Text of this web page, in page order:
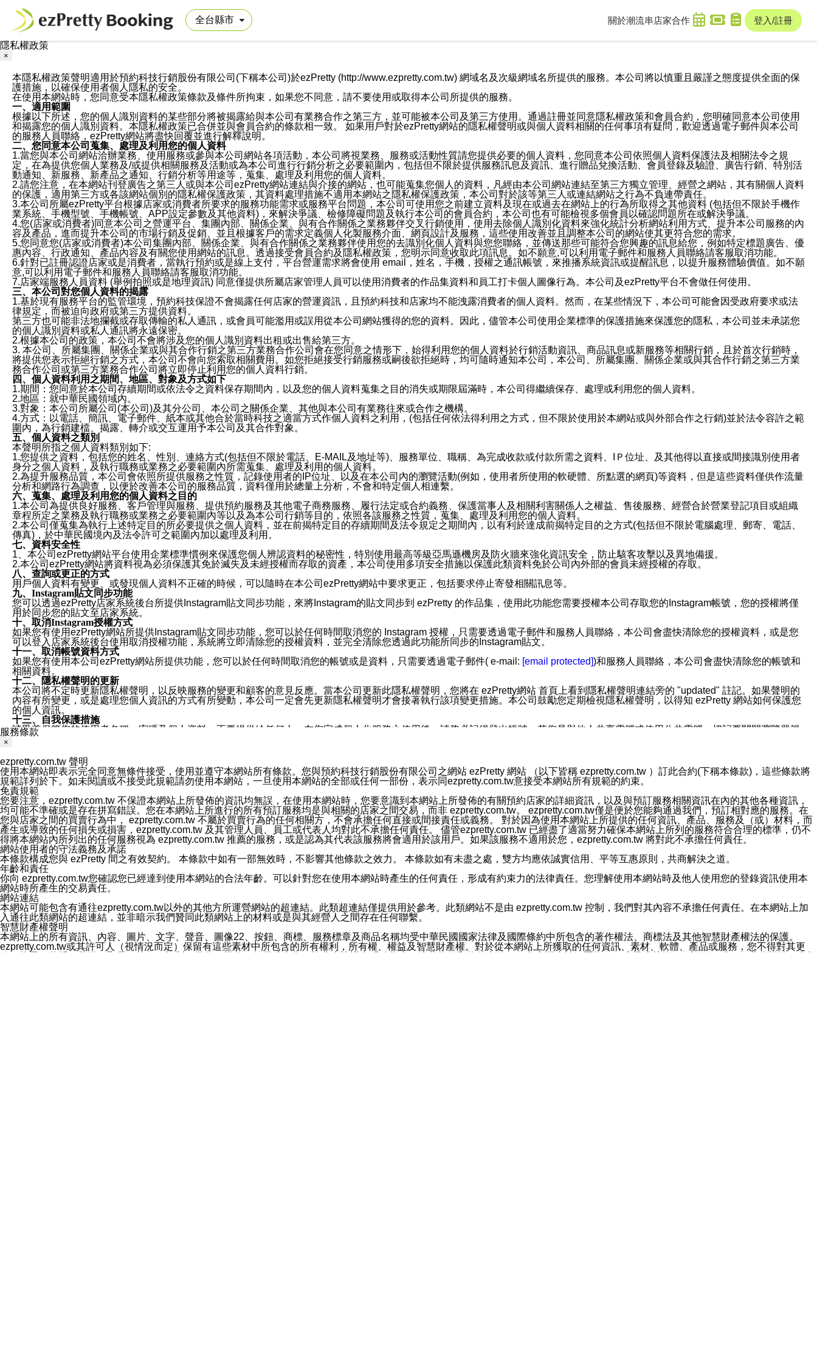
關於潮流串 店家合作 登入/註冊
隱私權政策
×
本隱私權政策聲明適用於預約科技行銷股份有限公司(下稱本公司)於ezPretty (http://www.ezpretty.com.tw) 網域名及次級網域名所提供的服務。本公司將以慎重且嚴謹之態度提供全面的保
護措施，以確保使用者個人隱私的安全。
在使用本網站時，您同意受本隱私權政策條款及條件所拘束，如果您不同意，請不要使用或取得本公司所提供的服務。
一、適用範圍
根據以下所述，您的個人識別資料的某些部分將被揭露給與本公司有業務合作之第三方，並可能被本公司及第三方使用。通過註冊並同意隱私權政策和會員合約，您明確同意本公司使用
和揭露您的個人識別資料。本隱私權政策已合併並與會員合約的條款相一致。 如果用戶對於ezPretty網站的隱私權聲明或與個人資料相關的任何事項有疑問，歡迎透過電子郵件與本公司
的服務人員聯絡，ezPretty網站將盡快回覆並進行解釋說明。
二、您同意本公司蒐集、處理及利用您的個人資料
1.當您與本公司網站洽辦業務、使用服務或參與本公司網站各項活動，本公司將視業務、服務或活動性質請您提供必要的個人資料，您同意本公司依照個人資料保護法及相關法令之規
定，在為提供您個人業務及/或提供相關服務及活動或為本公司進行行銷分析之必要範圍內，包括但不限於提供服務訊息及資訊、進行贈品兌換活動、會員登錄及驗證、廣告行銷、特別活
動通知、新服務、新產品之通知、行銷分析等用途等，蒐集、處理及利用您的個人資料。
2.請您注意，在本網站刊登廣告之第三人或與本公司ezPretty網站連結與介接的網站，也可能蒐集您個人的資料，凡經由本公司網站連結至第三方獨立管理、經營之網站，其有關個人資料
的保護，適用第三方或各該網站個別的隱私權保護政策，其資料處理措施不適用本網站之隱私權保護政策，本公司對於該等第三人或連結網站之行為不負連帶責任。
3.本公司所屬ezPretty平台根據店家或消費者所要求的服務功能需求或服務平台問題，本公司可使用您之前建立資料及現在或過去在網站上的行為所取得之其他資料 (包括但不限於手機作
業系統、手機型號、手機帳號、APP設定參數及其他資料)，來解決爭議、檢修障礙問題及執行本公司的會員合約，本公司也有可能檢視多個會員以確認問題所在或解決爭議。
4.您(店家或消費者)同意本公司之營運平台、集團內部、關係企業、與有合作關係之業務夥伴交叉行銷使用，使用去除個人識別化資料來強化統計分析網站利用方式、提升本公司服務的內
容及產品，進而提升本公司的市場行銷及促銷、並且根據客戶的需求定義個人化製服務介面、網頁設計及服務，這些使用改善並且調整本公司的網站使其更符合您的需求。
5.您同意您(店家或消費者)本公司集團內部、關係企業、與有合作關係之業務夥伴使用您的去識別化個人資料與您您聯絡，並傳送那些可能符合您興趣的訊息給您，例如特定標題廣告、優
惠內容、行政通知、產品內容及有關您使用網站的訊息。透過接受會員合約及隱私權政策，您明示同意收取此項訊息。如不願意,可以利用電子郵件和服務人員聯絡請客服取消功能。
6.針對已註冊認證店家或是消費者，當執行預約或是線上支付，平台營運需求將會使用 email，姓名，手機，授權之通訊帳號，來推播系統資訊或提醒訊息，以提升服務體驗價值。如不願
意,可以利用電子郵件和服務人員聯絡請客服取消功能。
7.店家端服務人員資料 (舉例拍照或是地理資訊) 同意僅提供所屬店家管理人員可以使用消費者的作品集資料和員工打卡個人圖像行為。本公司及ezPretty平台不會做任何使用。
三、本公司對您個人資料的揭露
1.基於現有服務平台的監管環境，預約科技保證不會揭露任何店家的營運資訊，且預約科技和店家均不能洩露消費者的個人資料。然而，在某些情況下，本公司可能會因受政府要求或法
律規定，而被迫向政府或第三方提供資料。
第三方也可能非法地攔截或存取傳輸的私人通訊，或會員可能濫用或誤用從本公司網站獲得的您的資料。因此，儘管本公司使用企業標準的保護措施來保護您的隱私，本公司並未承諾您
的個人識別資料或私人通訊將永遠保密。
2.根據本公司的政策，本公司不會將涉及您的個人識別資料出租或出售給第三方。
3. 本公司、所屬集團、關係企業或與其合作行銷之第三方業務合作公司會在您同意之情形下，始得利用您的個人資料於行銷活動資訊、商品訊息或新服務等相關行銷，且於首次行銷時，
將提供您表示拒絕行銷之方式，本公司不會向您索取相關費用。如您拒絕接受行銷服務或嗣後欲拒絕時，均可隨時通知本公司，本公司、所屬集團、關係企業或與其合作行銷之第三方業
務合作公司或第三方業務合作公司將立即停止利用您的個人資料行銷。
四、個人資料利用之期間、地區、對象及方式如下
1.期間：您同意於本公司存續期間或依法令之資料保存期間內，以及您的個人資料蒐集之目的消失或期限屆滿時，本公司得繼續保存、處理或利用您的個人資料。
2.地區：就中華民國領域內。
3.對象：本公司所屬公司(本公司)及其分公司、本公司之關係企業、其他與本公司有業務往來或合作之機構。
4.方式：以電話、簡訊、電子郵件、紙本或其他合於當時科技之適當方式作個人資料之利用，(包括任何依法得利用之方式，但不限於使用於本網站或與外部合作之行銷)並於法令容許之範
圍內，為行銷建檔、揭露、轉介或交互運用予本公司及其合作對象。
五、個人資料之類別
本聲明所指之個人資料類別如下:
1.您提供之資料，包括您的姓名、性別、連絡方式(包括但不限於電話、E-MAIL及地址等)、服務單位、職稱、為完成收款或付款所需之資料、IＰ位址、及其他得以直接或間接識別使用者
身分之個人資料，及執行職務或業務之必要範圍內所需蒐集、處理及利用的個人資料。
2.為提升服務品質，本公司會依照所提供服務之性質，記錄使用者的IP位址、以及在本公司內的瀏覽活動(例如，使用者所使用的軟硬體、所點選的網頁)等資料，但是這些資料僅供作流量
分析和網路行為調查，以便於改善本公司的服務品質，資料僅用於總量上分析，不會和特定個人相連繫。
六、蒐集、處理及利用您的個人資料之目的
1.本公司為提供良好服務、客戶管理與服務、提供預約服務及其他電子商務服務、履行法定或合約義務、保護當事人及相關利害關係人之權益、售後服務、經營合於營業登記項目或組織
章程所定之業務及執行職務或業務之必要範圍內等以及為本公司行銷等目的，依照各該服務之性質，蒐集、處理及利用您的個人資料。
2.本公司僅蒐集為執行上述特定目的所必要提供之個人資料，並在前揭特定目的存續期間及法令規定之期間內，以有利於達成前揭特定目的之方式(包括但不限於電腦處理、郵寄、電話、
傳真)，於中華民國境內及法令許可之範圍內加以處理及利用。
七、資料安全性
1、本公司ezPretty網站平台使用企業標準慣例來保護您個人辨認資料的秘密性，特別使用最高等級亞馬遜機房及防火牆來強化資訊安全，防止駭客攻擊以及異地備援。
2.本公司ezPretty網站將資料視為必須保護其免於滅失及未經授權而存取的資產，本公司使用多項安全措施以保護此類資料免於公司內外部的會員未經授權的存取。
八、查詢或更正的方式
用戶個人資料有變更、或發現個人資料不正確的時候，可以隨時在本公司ezPretty網站中要求更正，包括要求停止寄發相關訊息等。
九、Instagram貼文同步功能
您可以透過ezPretty店家系統後台所提供Instagram貼文同步功能，來將Instagram的貼文同步到 ezPretty 的作品集，使用此功能您需要授權本公司存取您的Instagram帳號，您的授權將僅
用於同步您的貼文至店家系統。
十、取消Instagram授權方式
如果您有使用ezPretty網站所提供Instagram貼文同步功能，您可以於任何時間取消您的 Instagram 授權，只需要透過電子郵件和服務人員聯絡，本公司會盡快清除您的授權資料，或是您
可以登入店家系統後台使用取消授權功能，系統將立即清除您的授權資料，並完全清除您透過此功能所同步的Instagram貼文。
十一、取消帳號資料方式
如果您有使用本公司ezPretty網站所提供功能，您可以於任何時間取消您的帳號或是資料，只需要透過電子郵件( e-mail: [email protected])和服務人員聯絡，本公司會盡快清除您的帳號和
相關資料。
十二、隱私權聲明的更新
本公司將不定時更新隱私權聲明，以反映服務的變更和顧客的意見反應。當本公司更新此隱私權聲明，您將在 ezPretty網站 首頁上看到隱私權聲明連結旁的 "updated" 註記。如果聲明的
內容有所變更，或是處理您個人資訊的方式有所變動，本公司一定會先更新隱私權聲明才會接著執行該項變更措施。本公司鼓勵您定期檢視隱私權聲明，以得知 ezPretty 網站如何保護您
的個人資訊。
十三、自我保護措施
請妥善保管您的使用者名稱、密碼及個人資料，不要提供給任何人。在您完成個人化服務之使用後，請務必記得登出帳號。若您是與他人共享電腦或使用公共電腦，切記要關閉瀏覽器視
窗，以防止他人讀取您的個人資料、信件或進入所機關管理區。
您同意本公司網站，透過您所提供的郵件地址與您取得聯絡並傳送或宣傳本網站各項服務之資料或電子郵件供您參考。您能依照該資料或電子郵件所指示之方法、說明或功能連結，隨時
停止接收這些資料或電子郵件。
十五、訊息通知
本公司/本服務將以通知型訊息傳送重要訊息給您。即使未加入本公司/本服務好友，您仍可接收到通知型訊息。
本公司/本服務傳送之通知型訊息以對您有效且重要的訊息為限，以廣告或其他目的的訊息皆不會被傳送。滿足以下三個條件者，將可收到通知型訊息。
1.LINE 帳號設定的電話號碼與本公司/本服務所傳來的電話號碼比對相符。
2.該 LINE 帳號已在 LINE APP 設定中，同意接收通知型訊息。
3.LINE 帳號未封鎖傳送訊息之 LINE 官方帳號。
欲變更通知型訊息的設定，操作如下：
1.點選「主頁」＞「設定」
2.點選「隱私設定」
3.點選「提供使用資料」
4.點選「LINE通知型訊息」
5.開關「接收LINE通知型訊息」
❗️關閉「接收通知型訊息」後，將不會接收到來自任何企業官方帳號或認證官方帳號的通知型訊息。
服務條款
×
ezpretty.com.tw 聲明
使用本網站即表示完全同意無條件接受，使用並遵守本網站所有條款。您與預約科技行銷股份有限公司之網站 ezPretty 網站 （以下皆稱 ezpretty.com.tw ）訂此合約(下稱本條款)，這些條款將
規範詳列於下。如未閱讀或不接受此規範請勿使用本網站，一旦使用本網站的全部或任何一部份，表示同ezpretty.com.tw意接受本網站所有規範的約束。
免責規範
您要注意，ezpretty.com.tw 不保證本網站上所發佈的資訊均無誤，在使用本網站時，您要意識到本網站上所發佈的有關預約店家的詳細資訊，以及與預訂服務相關資訊在內的其他各種資訊，
均可能不準確或是存在拼寫錯誤。您在本網站上所進行的所有預訂服務均是與相關的店家之間交易，而非 ezpretty.com.tw。 ezpretty.com.tw僅是便於您能夠通過我們，預訂相對應的服務。在
您與店家之間的買賣行為中， ezpretty.com.tw 不屬於買賣行為的任何相關方，不會承擔任何直接或間接責任或義務。 對於因為使用本網站上所提供的任何資訊、產品、服務及（或）材料，而
產生或導致的任何損失或損害，ezpretty.com.tw 及其管理人員、員工或代表人均對此不承擔任何責任。 儘管ezpretty.com.tw 已經盡了適當努力確保本網站上所列的服務符合合理的標準，仍不
得將本網站內所列出的任何服務視為 ezpretty.com.tw 推薦的服務，或是認為其代表該服務將會適用於該用戶。如果該服務不適用於您，ezpretty.com.tw 將對此不承擔任何責任。
網站使用者的守法義務及承諾
本條款構成您與 ezPretty 間之有效契約。 本條款中如有一部無效時，不影響其他條款之效力。 本條款如有未盡之處，雙方均應依誠實信用、平等互惠原則，共商解決之道。
年齡和責任
你向 ezpretty.com.tw您確認您已經達到使用本網站的合法年齡。可以針對您在使用本網站時產生的任何責任，形成有約束力的法律責任。您理解使用本網站時及他人使用您的登錄資訊使用本
網站時所產生的交易責任。
網站連結
本網站可能包含有通往ezpretty.com.tw以外的其他方所運營網站的超連結。此類超連結僅提供用於參考。此類網站不是由 ezpretty.com.tw 控制，我們對其內容不承擔任何責任。在本網站上加
入通往此類網站的超連結，並非暗示我們贊同此類網站上的材料或是與其經營人之間存在任何聯繫。
智慧財產權聲明
本網站上的所有資訊、內容、圖片、文字、聲音、圖像22、按鈕、商標、服務標章及商品名稱均受中華民國國家法律及國際條約中所包含的著作權法、商標法及其他智慧財產權法的保護。
ezpretty.com.tw或其許可人（視情況而定）保留有這些素材中所包含的所有權利，所有權、權益及智慧財產權。對於從本網站上所獲取的任何資訊、素材、軟體、產品或服務，您不得對其更